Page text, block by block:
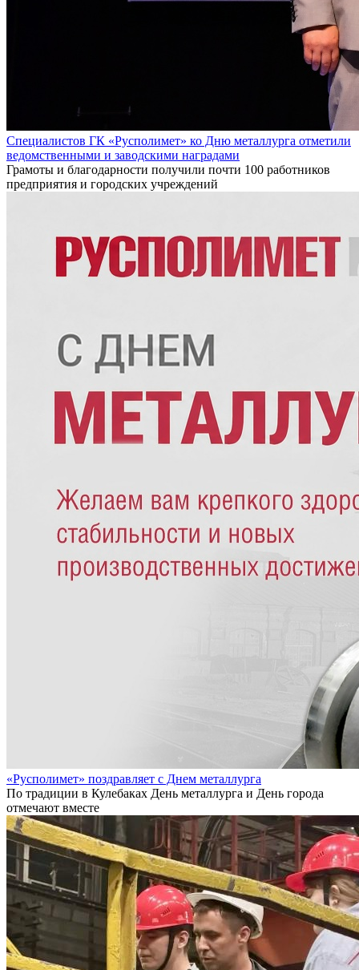
Специалистов ГК «Русполимет» ко Дню металлурга отметили
ведомственными и заводскими наградами
Грамоты и благодарности получили почти 100 работников
предприятия и городских учреждений
«Русполимет» поздравляет с Днем металлурга
По традиции в Кулебаках День металлурга и День города
отмечают вместе